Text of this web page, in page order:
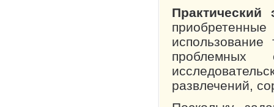
Практический
проблемных
развлечений,